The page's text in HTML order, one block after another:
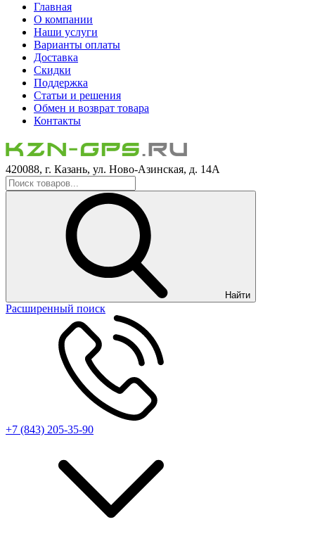
Главная
О компании
Наши услуги
Варианты оплаты
Доставка
Скидки
Поддержка
Статьи и решения
Обмен и возврат товара
Контакты
420088, г. Казань, ул. Ново-Азинская, д. 14А
Найти
Расширенный поиск
+7 (843) 205-35-90